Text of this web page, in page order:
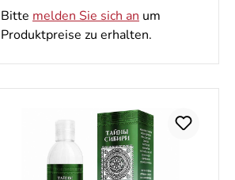
Bitte melden Sie sich an um
Produktpreise zu erhalten.